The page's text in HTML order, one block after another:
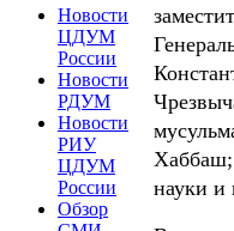
Новости
ЦДУМ
России
Новости
РДУМ
Новости
РИУ
ЦДУМ
России
Обзор
Хаббаш;
науки и